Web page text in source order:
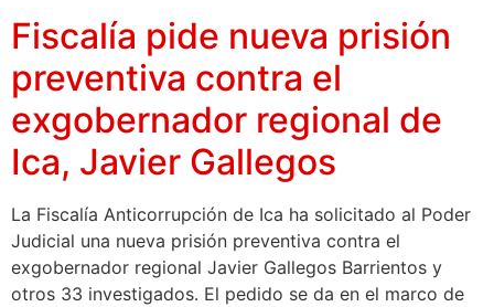
Fiscalía pide nueva prisión
preventiva contra el
exgobernador regional de
Ica, Javier Gallegos
La Fiscalía Anticorrupción de Ica ha solicitado al Poder
Judicial una nueva prisión preventiva contra el
exgobernador regional Javier Gallegos Barrientos y
otros 33 investigados. El pedido se da en el marco de